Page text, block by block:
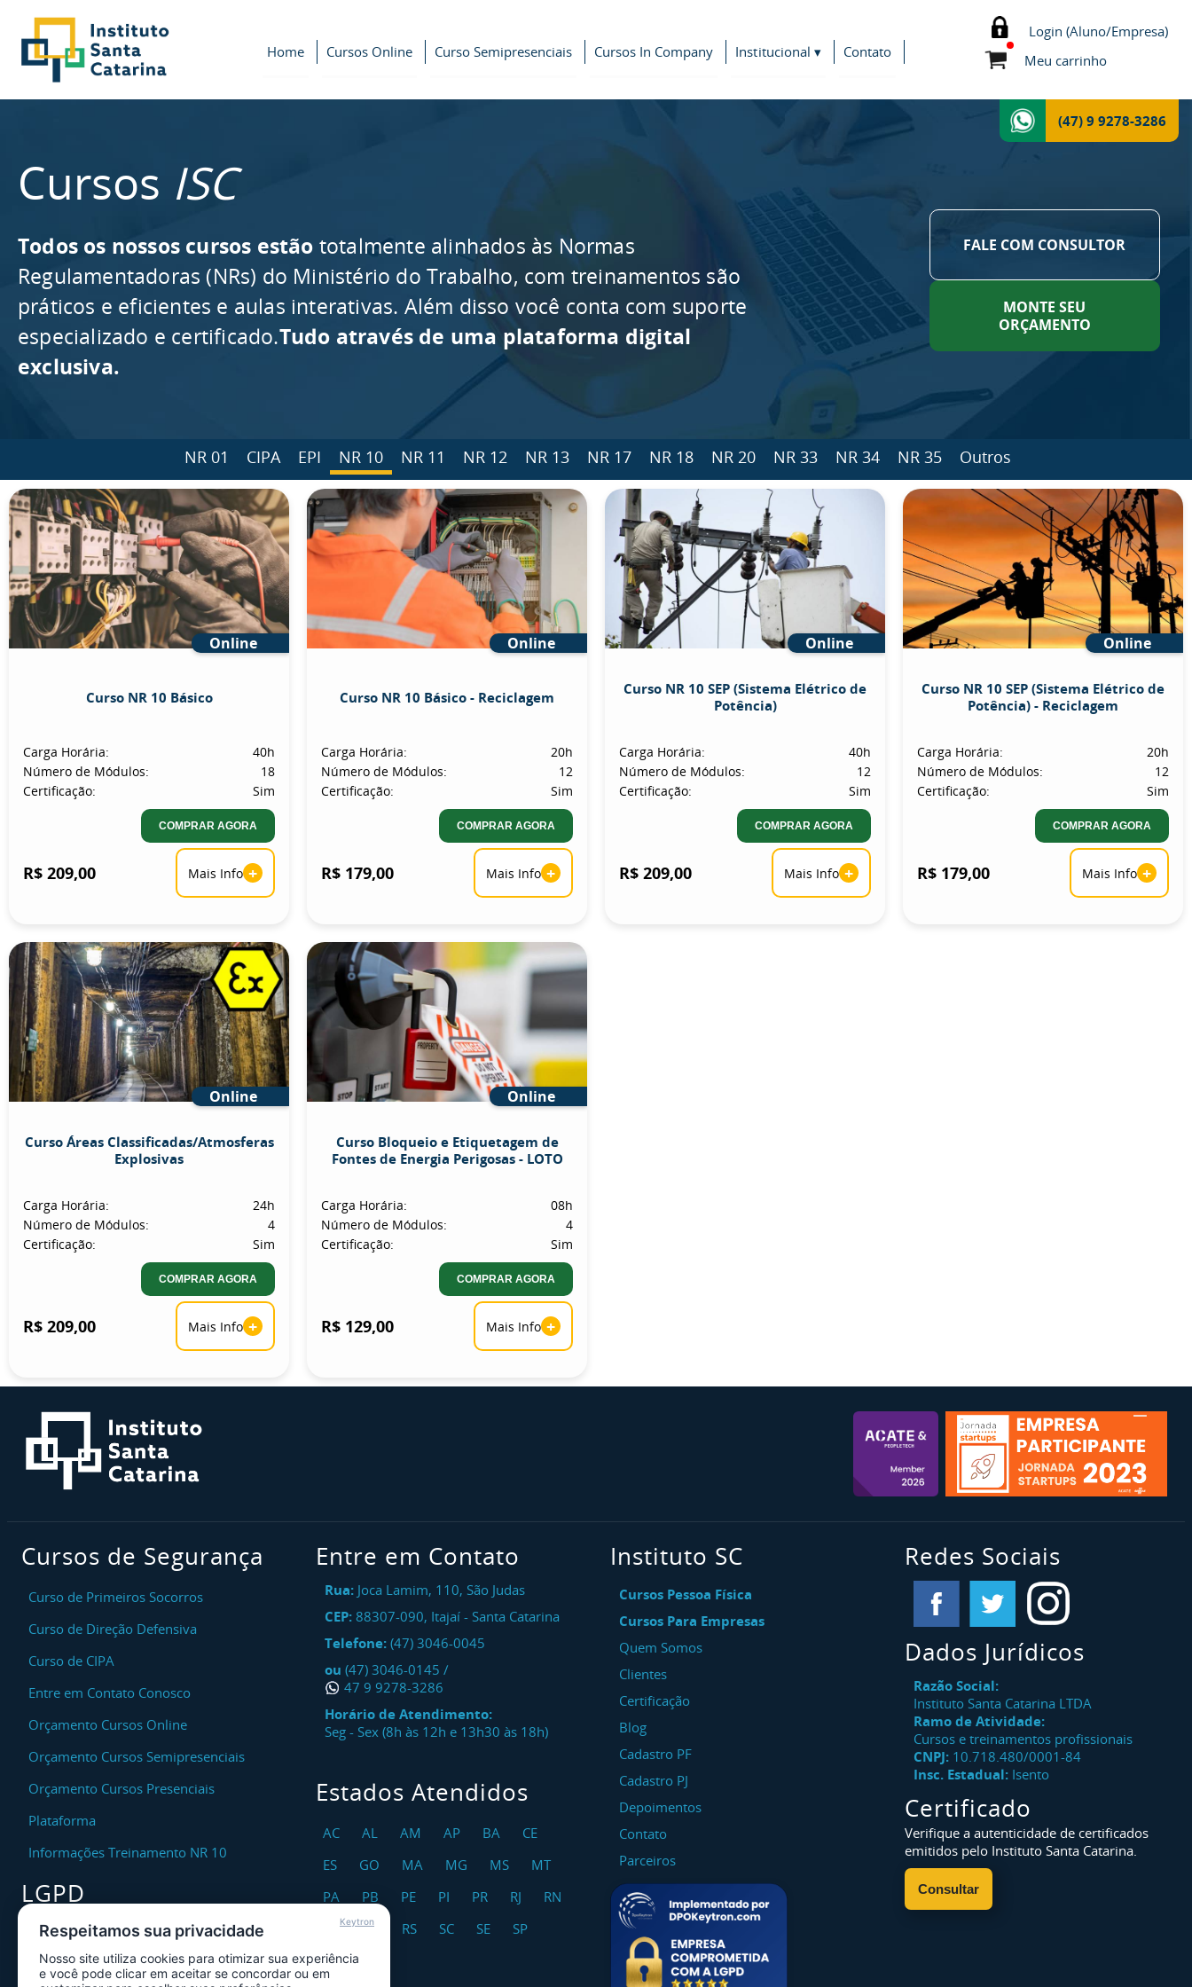
Home Cursos Online Curso Semipresenciais Cursos In Company Institucional ▾ Contato
Login (Aluno/Empresa)
Meu carrinho
(47) 9 9278-3286
Cursos ISC
Todos os nossos cursos estão totalmente alinhados às Normas
Regulamentadoras (NRs) do Ministério do Trabalho, com treinamentos são
práticos e eficientes e aulas interativas. Além disso você conta com suporte
especializado e certificado.Tudo através de uma plataforma digital
exclusiva.
FALE COM CONSULTOR
MONTE SEU
ORÇAMENTO
NR 01 CIPA EPI NR 10 NR 11 NR 12 NR 13 NR 17 NR 18 NR 20 NR 33 NR 34 NR 35 Outros
Online
Curso NR 10 Básico
Carga Horária:
40h
Número de Módulos:
18
Certificação:
Sim
COMPRAR AGORA
R$ 209,00 Mais Info +
Online
Curso NR 10 Básico - Reciclagem
Carga Horária:
20h
Número de Módulos:
12
Certificação:
Sim
COMPRAR AGORA
R$ 179,00 Mais Info +
Online
Curso NR 10 SEP (Sistema Elétrico de
Potência)
Carga Horária:
40h
Número de Módulos:
12
Certificação:
Sim
COMPRAR AGORA
R$ 209,00 Mais Info +
Online
Curso NR 10 SEP (Sistema Elétrico de
Potência) - Reciclagem
Carga Horária:
20h
Número de Módulos:
12
Certificação:
Sim
COMPRAR AGORA
R$ 179,00 Mais Info +
Online
Curso Áreas Classificadas/Atmosferas
Explosivas
Carga Horária:
24h
Número de Módulos:
4
Certificação:
Sim
COMPRAR AGORA
R$ 209,00 Mais Info +
Online
Curso Bloqueio e Etiquetagem de
Fontes de Energia Perigosas - LOTO
Carga Horária:
08h
Número de Módulos:
4
Certificação:
Sim
COMPRAR AGORA
R$ 129,00 Mais Info +
Cursos de Segurança
Curso de Primeiros Socorros
Curso de Direção Defensiva
Curso de CIPA
Entre em Contato Conosco
Orçamento Cursos Online
Orçamento Cursos Semipresenciais
Orçamento Cursos Presenciais
Plataforma
Informações Treinamento NR 10
LGPD
Encarregado DPO
Canal de Atendimento ao Titular dos
Dados
Entre em Contato
Rua: Joca Lamim, 110, São Judas
CEP: 88307-090, Itajaí - Santa Catarina
Telefone: (47) 3046-0045
ou (47) 3046-0145 /
47 9 9278-3286
Horário de Atendimento:
Seg - Sex (8h às 12h e 13h30 às 18h)
Estados Atendidos
AC AL AM AP BA
CE
ES
GO MA MG MS
MT
PA
PB PE PI PR RJ
RN
RO
RR RS SC SE
SP
TO
Instituto SC
Cursos Pessoa Física
Cursos Para Empresas
Quem Somos
Clientes
Certificação
Blog
Cadastro PF
Cadastro PJ
Depoimentos
Contato
Parceiros
Redes Sociais
Dados Jurídicos
Razão Social:
Instituto Santa Catarina LTDA
Ramo de Atividade:
Cursos e treinamentos profissionais
CNPJ: 10.718.480/0001-84
Insc. Estadual: Isento
Certificado
Verifique a autenticidade de certificados
emitidos pelo Instituto Santa Catarina.
Consultar
Keytron
Respeitamos sua privacidade
Nosso site utiliza cookies para otimizar sua experiência
e você pode clicar em aceitar se concordar ou em